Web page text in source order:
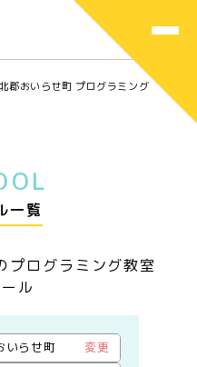
郡おいらせ町 プログラミング
一覧
プログラミング教室
ル
いらせ町
変更